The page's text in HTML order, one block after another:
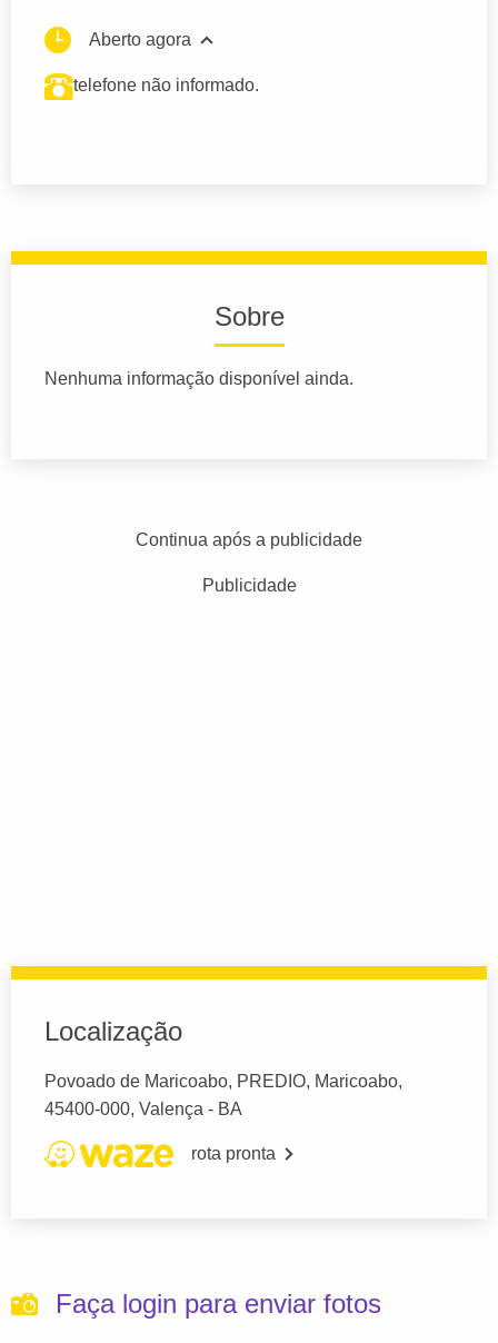
Aberto agora
telefone não informado.
Sobre
Nenhuma informação disponível ainda.
Continua após a publicidade
Publicidade
Localização
Povoado de Maricoabo, PREDIO, Maricoabo,
45400-000, Valença - BA
rota pronta
Faça login para enviar fotos